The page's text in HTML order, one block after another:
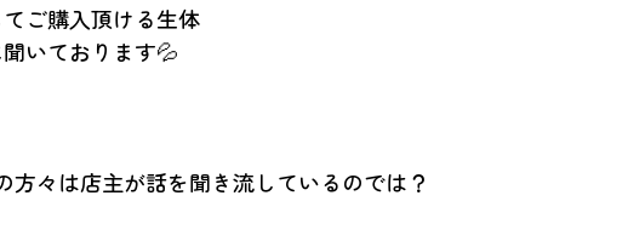
ご購入頂ける生体
いております💦
方々は店主が話を聞き流しているのでは？